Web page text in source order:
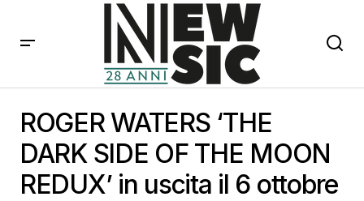
REDUX’ in uscita il 6 ottobre
ROGER WATERS ‘THE
DARK SIDE OF THE MOON
REDUX’ in uscita il 6 ottobre